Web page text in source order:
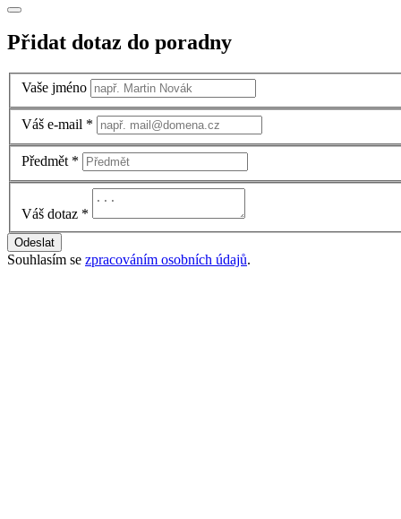
Přidat dotaz do poradny
Vaše jméno
Váš e-mail *
Předmět *
Váš dotaz *
Odeslat
Souhlasím se zpracováním osobních údajů.